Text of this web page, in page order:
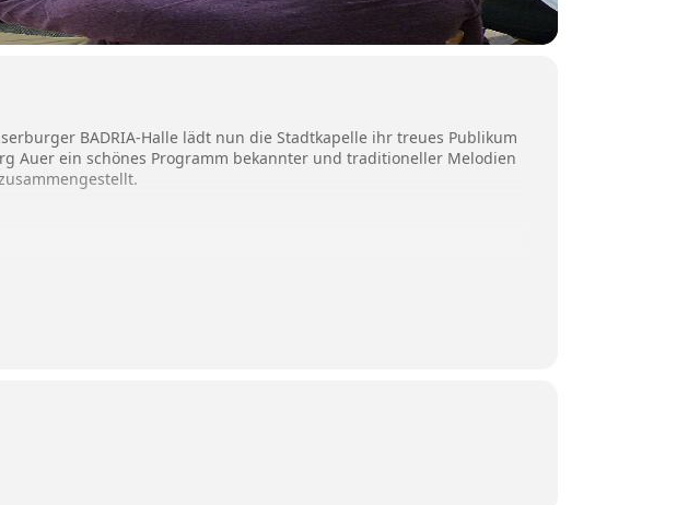
BADRIA-Halle lädt nun die Stadtkapelle ihr treues Publikum
Auer ein schönes Programm bekannter und traditioneller Melodien